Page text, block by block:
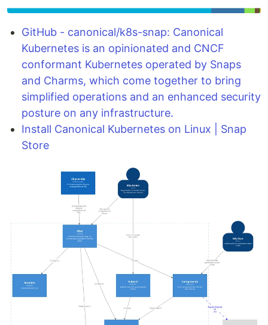
GitHub - canonical/k8s-snap: Canonical
Kubernetes is an opinionated and CNCF
conformant Kubernetes operated by Snaps
and Charms, which come together to bring
simplified operations and an enhanced security
posture on any infrastructure.
Install Canonical Kubernetes on Linux | Snap
Store